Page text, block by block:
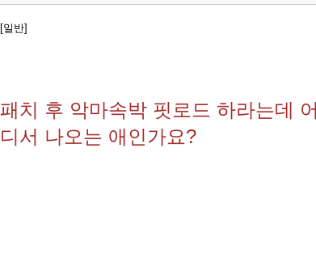
[일반]
패치 후 악마속박 핏로드 하라는데 어
디서 나오는 애인가요?